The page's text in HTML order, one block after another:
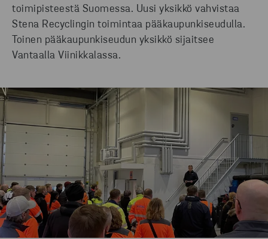
toimipisteestä Suomessa. Uusi yksikkö vahvistaa
Stena Recyclingin toimintaa pääkaupunkiseudulla.
Toinen pääkaupunkiseudun yksikkö sijaitsee
Vantaalla Viinikkalassa.